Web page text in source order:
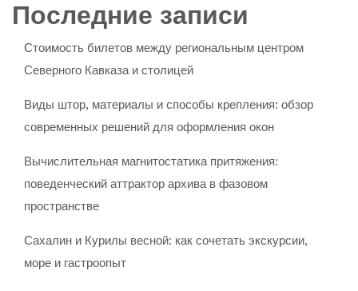
Последние записи
Стоимость билетов между региональным центром
Северного Кавказа и столицей
Виды штор, материалы и способы крепления: обзор
современных решений для оформления окон
Вычислительная магнитостатика притяжения:
поведенческий аттрактор архива в фазовом
пространстве
Сахалин и Курилы весной: как сочетать экскурсии,
море и гастроопыт